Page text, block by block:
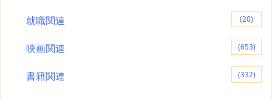
就職関連 (20)
映画関連 (653)
書籍関連 (332)